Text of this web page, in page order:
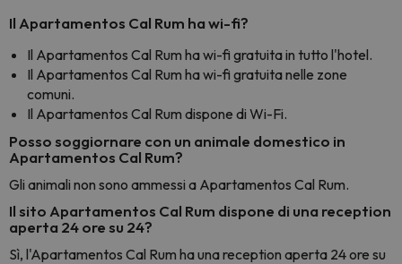
Il Apartamentos Cal Rum ha wi-fi?
Il Apartamentos Cal Rum ha wi-fi gratuita in tutto l'hotel.
Il Apartamentos Cal Rum ha wi-fi gratuita nelle zone
comuni.
Il Apartamentos Cal Rum dispone di Wi-Fi.
Posso soggiornare con un animale domestico in
Apartamentos Cal Rum?
Gli animali non sono ammessi a Apartamentos Cal Rum.
Il sito Apartamentos Cal Rum dispone di una reception
aperta 24 ore su 24?
Sì, l'Apartamentos Cal Rum ha una reception aperta 24 ore su